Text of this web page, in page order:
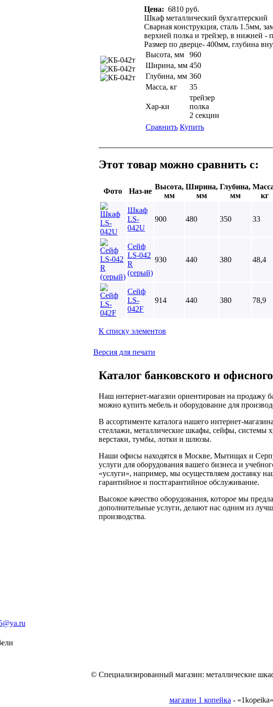
Цена: 6810 руб.
Шкаф металлический бухгалтерский
Сварная конструкция, сталь 1.5мм,
верхней полка и трейзер, в нижней -
Размер по дверце- 400мм, глубина
Высота, мм
960
Ширина, мм 450
Глубина, мм 360
Масса, кг
35
Хар-ки
трейзер
полка
2 секции
Сравнить Купить
Этот товар можно сравнить с:
Фото Наз-ие
Высота,
мм
Ширина,
мм
Глубина,
мм
кг
Шкаф
LS-
042U
900 480 350 33
Сейф
LS-042
R
(серый)
930 440 380 48,4
Сейф
LS-
042F
914 440 380 78,9
К списку элементов
Версия для печати
Каталог банковского и
Наш интернет-магазин ориентирован на продажу
можно купить мебель и оборудование для
В ассортименте каталога нашего интернет-
стеллажи, металлические шкафы, сейфы, системы
верстаки, тумбы, лотки и шлюзы.
Наши офисы находятся в Москве, Мытищах и
услуги для оборудования вашего бизнеса и
«услуги», например, мы осуществляем доставку
гарантийное и постгарантийное обслуживание.
Высокое качество оборудования, которое мы
дополнительные услуги, делают нас одним из
производства.
© Специализированный магазин: металлические
магазин 1 копейка - «1kopeika»